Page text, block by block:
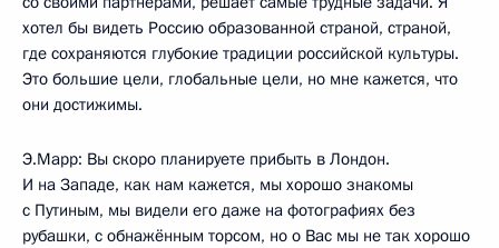
хотел бы видеть Россию образованной страной, страной,
где сохраняются глубокие традиции российской культуры.
Это большие цели, глобальные цели, но мне кажется, что
они достижимы.
Э.Марр: Вы скоро планируете прибыть в Лондон.
И на Западе, как нам кажется, мы хорошо знакомы
с Путиным, мы видели его даже на фотографиях без
рубашки, с обнажённым торсом, но о Вас мы не так хорошо